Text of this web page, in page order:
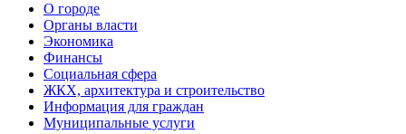
О городе
Органы власти
Экономика
Финансы
Социальная сфера
ЖКХ, архитектура и строительство
Информация для граждан
Муниципальные услуги